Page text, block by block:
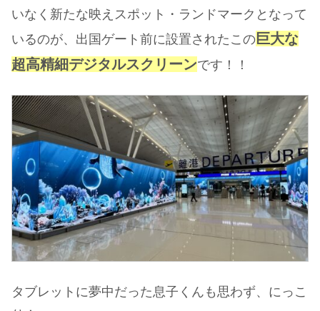
いなく新たな映えスポット・ランドマークとなって
いるのが、出国ゲート前に設置されたこの 巨大な
超高精細デジタルスクリーンです！！
タブレットに夢中だった息子くんも思わず、にっこ